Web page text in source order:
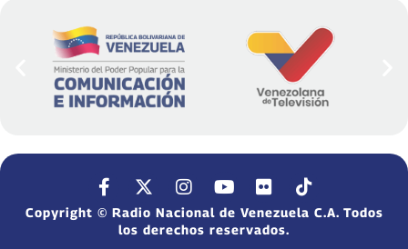
Copyright © Radio Nacional de Venezuela C.A. Todos
los derechos reservados.